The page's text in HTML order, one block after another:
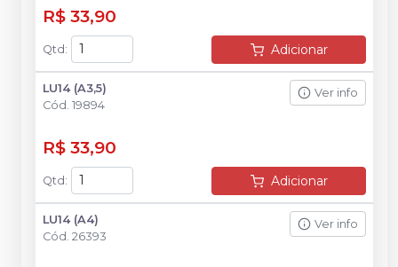
R$ 33,90
Qtd : Adicionar
LU14 (A3,5)
Cód. 19894
Ver info
R$ 33,90
Qtd : Adicionar
LU14 (A4)
Cód. 26393
Ver info